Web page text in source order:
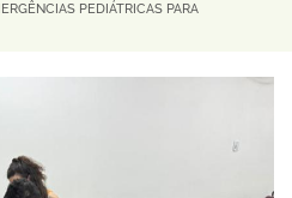
PEDIÁTRICAS PARA